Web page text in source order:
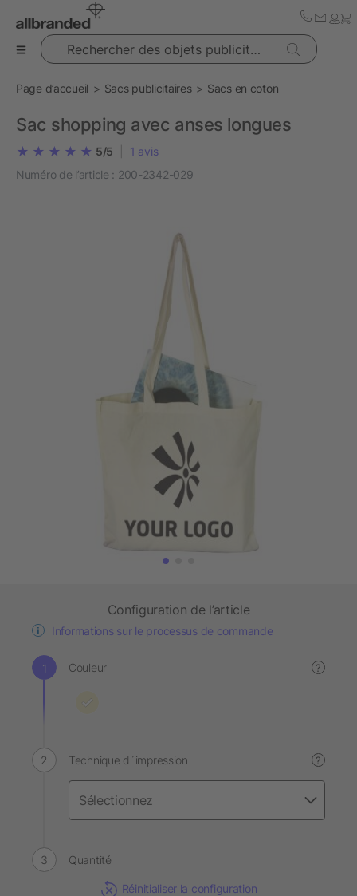
Rechercher des objets publicitaires
Page d’accueil Sacs publicitaires Sacs en coton
Sac shopping avec anses longues
5/5 1 avis
Numéro de l’article : 200-2342-029
Configuration de l’article
Informations sur le processus de commande
Couleur ?
Technique d´impression ?
Quantité
Réinitialiser la configuration